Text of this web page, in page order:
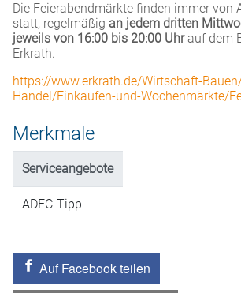
Die Feierabendmärkte finden immer von
statt, regelmäßig an jedem dritten
jeweils von 16:00 bis 20:00 Uhrauf dem
Erkrath.
https://www.erkrath.de/Wirtschaft-
Handel/Einkaufen-und-Wochenmärkte/
Merkmale
Serviceangebote
ADFC-Tipp
Auf Facebook teilen